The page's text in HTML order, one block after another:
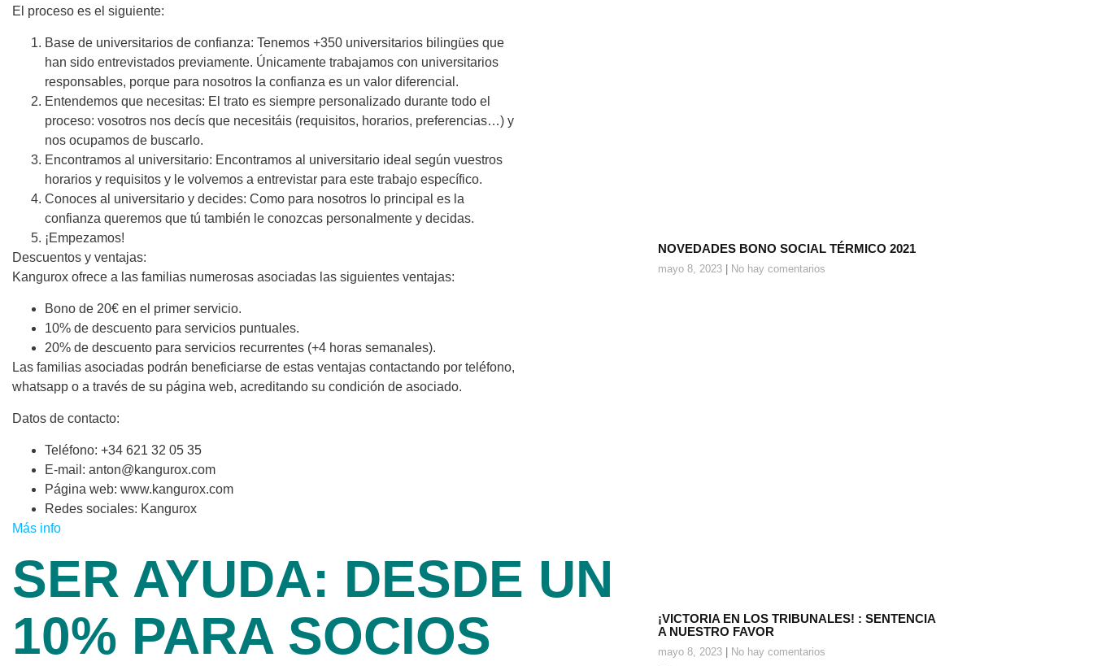
El proceso es el siguiente:
Base de universitarios de confianza: Tenemos +350 universitarios bilingües que
han sido entrevistados previamente. Únicamente trabajamos con universitarios
responsables, porque para nosotros la confianza es un valor diferencial.
Entendemos que necesitas: El trato es siempre personalizado durante todo el
proceso: vosotros nos decís que necesitáis (requisitos, horarios, preferencias…) y
nos ocupamos de buscarlo.
Encontramos al universitario: Encontramos al universitario ideal según vuestros
horarios y requisitos y le volvemos a entrevistar para este trabajo específico.
Conoces al universitario y decides: Como para nosotros lo principal es la
confianza queremos que tú también le conozcas personalmente y decidas.
¡Empezamos!
Descuentos y ventajas:
Kangurox ofrece a las familias numerosas asociadas las siguientes ventajas:
Bono de 20€ en el primer servicio.
10% de descuento para servicios puntuales.
20% de descuento para servicios recurrentes (+4 horas semanales).
Las familias asociadas podrán beneficiarse de estas ventajas contactando por teléfono,
whatsapp o a través de su página web, acreditando su condición de asociado.
Datos de contacto:
Teléfono: +34 621 32 05 35
E-mail: anton@kangurox.com
Página web: www.kangurox.com
Redes sociales: Kangurox
Más info
SER AYUDA: DESDE UN
10% PARA SOCIOS
NOVEDADES BONO SOCIAL TÉRMICO 2021
mayo 8, 2023 No hay comentarios
¡VICTORIA EN LOS TRIBUNALES! : SENTENCIA
A NUESTRO FAVOR
mayo 8, 2023 No hay comentarios